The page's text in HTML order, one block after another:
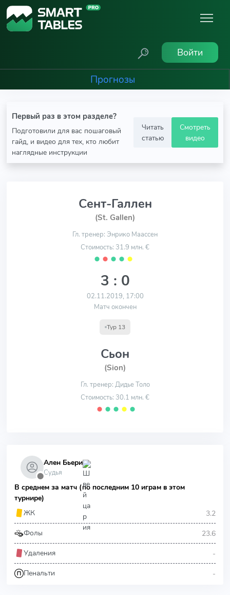
Войти
Прогнозы
Первый раз в этом разделе?
Подготовили для вас пошаговый
гайд, и видео для тех, кто любит
наглядные инструкции
Читать
статью
Смотреть
видео
Сент-Галлен
(St. Gallen)
Гл. тренер: Энрико Маассен
Стоимость: 31.9 млн. €
⬤ ⬤ ⬤ ⬤ ⬤
3 : 0
02.11.2019, 17:00
Матч окончен
Тур 13
Сьон
(Sion)
Гл. тренер: Дидье Толо
Стоимость: 30.1 млн. €
⬤ ⬤ ⬤ ⬤ ⬤
⬤
Ален Бьери
Судья
В среднем за матч (по последним 10 играм в этом
турнире)
ЖК
3.2
Фолы 23.6
Удаления -
Пенальти -